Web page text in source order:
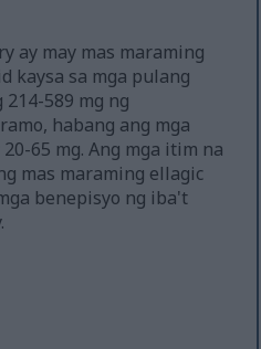
ay may mas maraming
kaysa sa mga pulang
589 mg ng
habang ang mga
65 mg. Ang mga itim na
mas maraming ellagic
benepisyo ng iba't